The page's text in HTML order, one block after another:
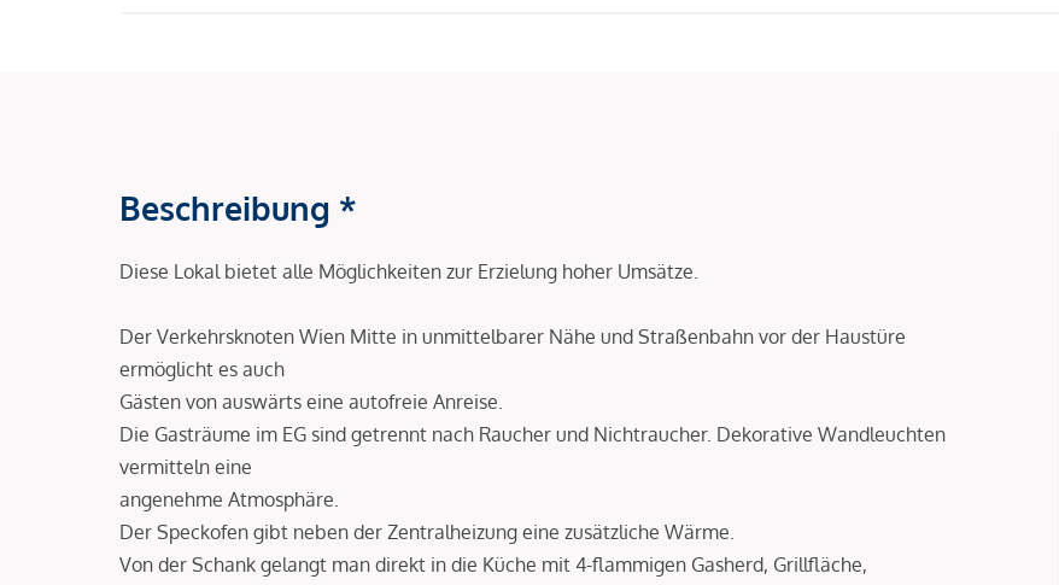
Beschreibung *
Diese Lokal bietet alle Möglichkeiten zur Erzielung hoher Umsätze.
Der Verkehrsknoten Wien Mitte in unmittelbarer Nähe und Straßenbahn vor der Haustüre
ermöglicht es auch
Gästen von auswärts eine autofreie Anreise.
Die Gasträume im EG sind getrennt nach Raucher und Nichtraucher. Dekorative Wandleuchten
vermitteln eine
angenehme Atmosphäre.
Der Speckofen gibt neben der Zentralheizung eine zusätzliche Wärme.
Von der Schank gelangt man direkt in die Küche mit 4-flammigen Gasherd, Grillfläche,